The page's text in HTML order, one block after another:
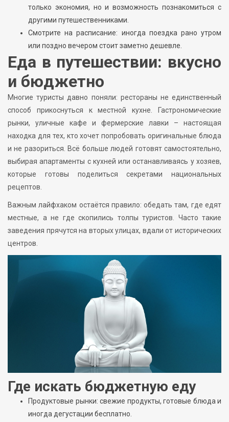
только экономия, но и возможность познакомиться с
другими путешественниками.
Смотрите на расписание: иногда поездка рано утром
или поздно вечером стоит заметно дешевле.
Еда в путешествии: вкусно
и бюджетно
Многие туристы давно поняли: рестораны не единственный
способ прикоснуться к местной кухне. Гастрономические
рынки, уличные кафе и фермерские лавки – настоящая
находка для тех, кто хочет попробовать оригинальные блюда
и не разориться. Всё больше людей готовят самостоятельно,
выбирая апартаменты с кухней или останавливаясь у хозяев,
которые готовы поделиться секретами национальных
рецептов.
Важным лайфхаком остаётся правило: обедать там, где едят
местные, а не где скопились толпы туристов. Часто такие
заведения прячутся на вторых улицах, вдали от исторических
центров.
Где искать бюджетную еду
Продуктовые рынки: свежие продукты, готовые блюда и
иногда дегустации бесплатно.